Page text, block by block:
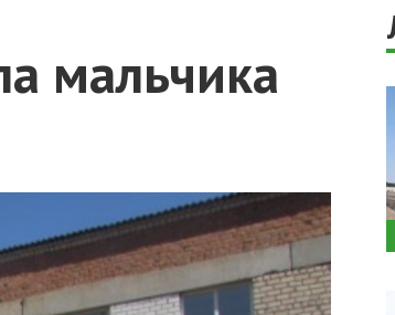
мальчика